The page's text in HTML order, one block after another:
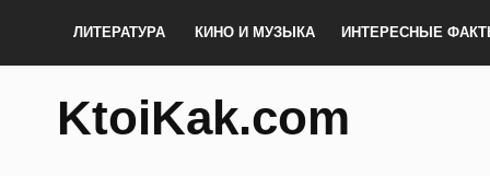
ЛИТЕРАТУРА КИНО И МУЗЫКА ИНТЕРЕСНЫЕ
KtoiKak.com